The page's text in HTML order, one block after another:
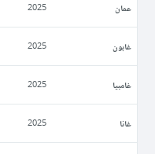
عمان 2025
غابون 2025
غامبيا 2025
غانا 2025